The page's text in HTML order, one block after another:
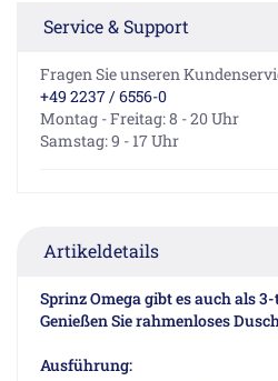
Service & Support
Fragen Sie unseren
+49 2237 / 6556-0
Montag - Freitag: 8 - 20 Uhr
Samstag: 9 - 17 Uhr
Artikeldetails
Sprinz Omega gibt es auch als
Genießen Sie rahmenloses
Ausführung: